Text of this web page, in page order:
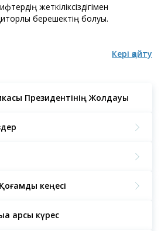
Президентінің Жолдауы
кеңесі
қарсы күрес
жеткіліксіздігімен
берешектің болуы.
Кері қайту